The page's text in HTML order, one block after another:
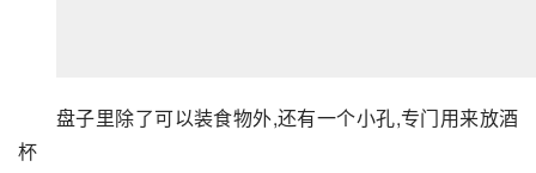
盘子里除了可以装食物外,还有一个小孔,专门用来放酒
杯